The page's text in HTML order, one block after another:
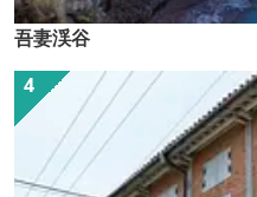
吾妻渓谷